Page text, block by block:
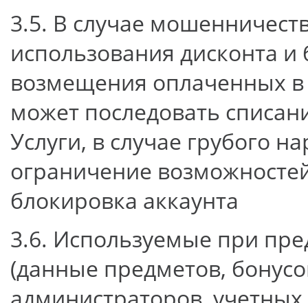
3.5. В случае
использования дисконта и
возмещения оплаченных в
может последовать
Услуги, в случае грубого
ограничение
блокировка аккаунта
3.6. Используемые при
(данные предметов,